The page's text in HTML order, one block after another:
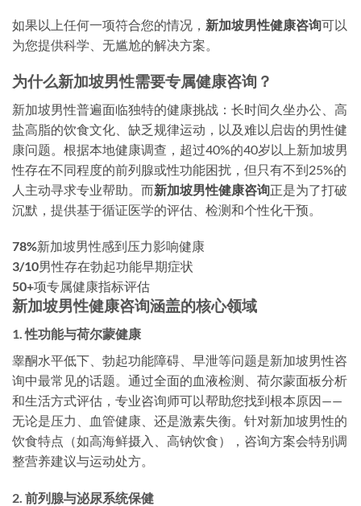
如果以上任何一项符合您的情况， 新加坡男性健康咨询可以
为您提供科学、无尴尬的解决方案。
为什么新加坡男性需要专属健康咨询？
新加坡男性普遍面临独特的健康挑战：长时间久坐办公、高
盐高脂的饮食文化、缺乏规律运动，以及难以启齿的男性健
康问题。根据本地健康调查，超过40%的40岁以上新加坡男
性存在不同程度的前列腺或性功能困扰，但只有不到25%的
人主动寻求专业帮助。而新加坡男性健康咨询正是为了打破
沉默，提供基于循证医学的评估、检测和个性化干预。
78%新加坡男性感到压力影响健康
3/10男性存在勃起功能早期症状
50+项专属健康指标评估
新加坡男性健康咨询涵盖的核心领域
1. 性功能与荷尔蒙健康
睾酮水平低下、勃起功能障碍、早泄等问题是新加坡男性咨
询中最常见的话题。通过全面的血液检测、荷尔蒙面板分析
和生活方式评估，专业咨询师可以帮助您找到根本原因——
无论是压力、血管健康、还是激素失衡。针对新加坡男性的
饮食特点（如高海鲜摄入、高钠饮食），咨询方案会特别调
整营养建议与运动处方。
2. 前列腺与泌尿系统保健